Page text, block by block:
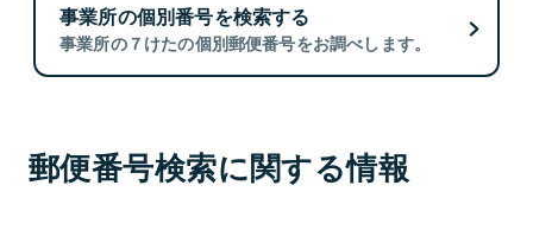
事業所の個別番号を検索する
事業所の７けたの個別郵便番号をお調べします。
郵便番号検索に関する情報